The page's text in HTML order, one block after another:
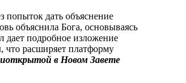
попыток дать объяснение
объяснила Бога, основываясь
дает подробное изложение
что расширяет платформу
в Новом Завете